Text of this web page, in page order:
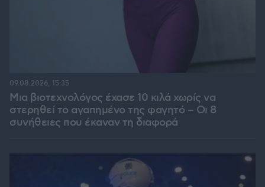
Μια βιοτεχνολόγος έχασε 10 κιλά χωρίς να
στερηθεί το αγαπημένο της φαγητό – Οι 8
συνήθειες που έκαναν τη διαφορά
09.08.2026, 15:35